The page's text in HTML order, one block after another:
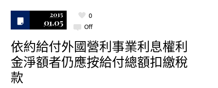
2015
01.05 Off
0
依約給付外國營利事業利息權利
金淨額者仍應按給付總額扣繳稅
款